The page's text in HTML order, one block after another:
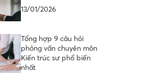
13/01/2026
Tổng hợp 9 câu hỏi
phỏng vấn chuyên môn
Kiến trúc sư phổ biến
nhất